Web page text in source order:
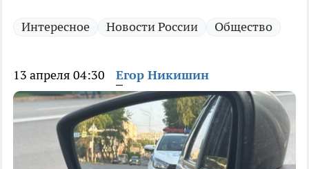
Интересное Новости России Общество
13 апреля 04:30 Егор Никишин